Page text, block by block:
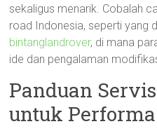
sekaligus menarik. Cobalah
road Indonesia, seperti yang
bintanglandrover, di mana
ide dan pengalaman
Panduan
untuk